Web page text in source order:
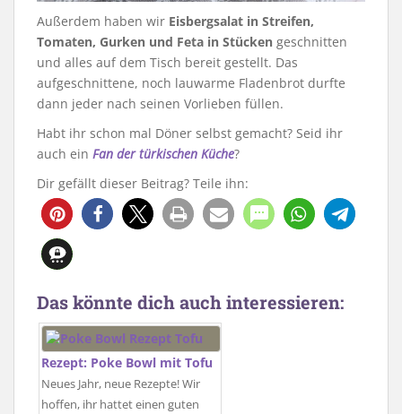
Außerdem haben wir Eisbergsalat in Streifen,
Tomaten, Gurken und Feta in Stücken geschnitten
und alles auf dem Tisch bereit gestellt. Das
aufgeschnittene, noch lauwarme Fladenbrot durfte
dann jeder nach seinen Vorlieben füllen.
Habt ihr schon mal Döner selbst gemacht? Seid ihr
auch ein Fan der türkischen Küche?
Dir gefällt dieser Beitrag? Teile ihn:
968 18
Das könnte dich auch interessieren:
Rezept: Poke Bowl mit Tofu
Neues Jahr, neue Rezepte! Wir
hoffen, ihr hattet einen guten